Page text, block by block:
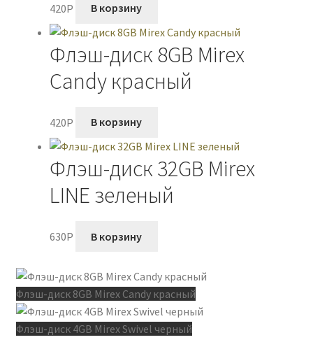
420P В корзину
Флэш-диск 8GB Mirex
Candy красный
420P В корзину
Флэш-диск 32GB Mirex
LINE зеленый
630P В корзину
Флэш-диск 8GB Mirex Candy красный
Флэш-диск 4GB Mirex Swivel черный